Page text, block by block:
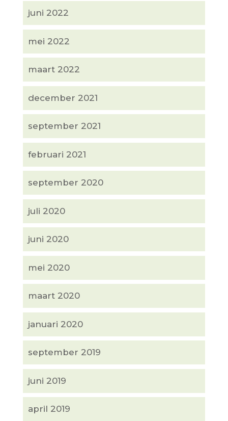
juni 2022
mei 2022
maart 2022
december 2021
september 2021
februari 2021
september 2020
juli 2020
juni 2020
mei 2020
maart 2020
januari 2020
september 2019
juni 2019
april 2019